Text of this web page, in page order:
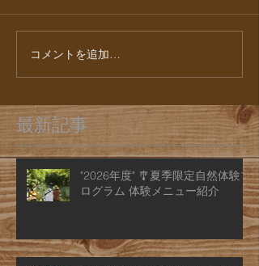
コメントを追加…
最新記事
"2026年度" 🎐夏季限定自然体験プ
ログラム 体験メニュー紹介